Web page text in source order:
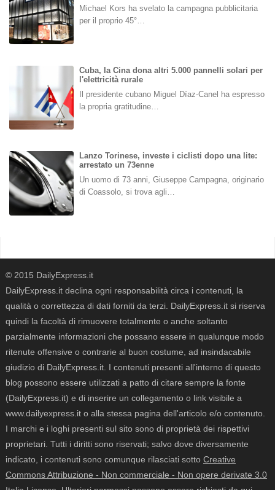
Michael Kors ha svelato la campagna pubblicitaria
per il proprio 45°…
Cuba, la Cina dona altri 5.000 pannelli solari per
l'elettricità rurale
Il presidente cubano Miguel Díaz-Canel ha espresso
la propria gratitudine…
Lanzo Torinese, investe i ciclisti dopo una lite:
arrestato un 73enne
Un uomo di 73 anni, Giuseppe Campagna, originario
di Coassolo, si trova agli…
© 2015 DailyExpress.it
DailyExpress.it declina ogni responsabilità circa i contenuti, la
qualità o correttezza di dati forniti da terzi. DailyExpress.it si riserva
quindi la facoltà di rimuovere totalmente o anche soltanto
parzialmente informazioni che possano essere in qualunque modo
ritenute offensive o contrarie al buon costume, ad insindacabile
giudizio di DailyExpress.it. I contenuti presenti all'interno di questo
blog possono essere utilizzati a patto di citare sempre la fonte
(DailyExpress.it) e di inserire un collegamento o link visibile a
www.dailyexpress.it o alla stessa pagina dell'articolo e/o contenuto.
I marchi e i loghi presenti sul sito sono di proprietà dei rispettivi
proprietari. Tutti i diritti sono riservati; salvo dove diversamente
indicato, i contenuti sono comunque rilasciati sotto Creative
Commons Attribuzione - Non commerciale - Non opere derivate 3.0